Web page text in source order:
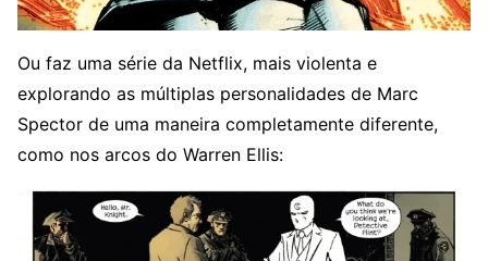
Ou faz uma série da Netflix, mais violenta e
explorando as múltiplas personalidades de Marc
Spector de uma maneira completamente diferente,
como nos arcos do Warren Ellis: